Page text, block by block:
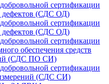
сертификации
дефектов (СДС ОД)
сертификации
дефектов (СДС ОД)
сертификации
обеспечения средств
(СДС ПО СИ)
сертификации
(СДС СИ)